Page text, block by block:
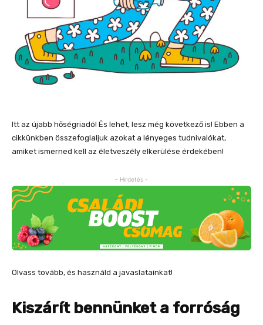
Itt az újabb hőségriadó! És lehet, lesz még következő is! Ebben a
cikkünkben összefoglaljuk azokat a lényeges tudnivalókat,
amiket ismerned kell az életveszély elkerülése érdekében!
- Hirdetés -
Olvass tovább, és használd a javaslatainkat!
Kiszárít bennünket a forróság